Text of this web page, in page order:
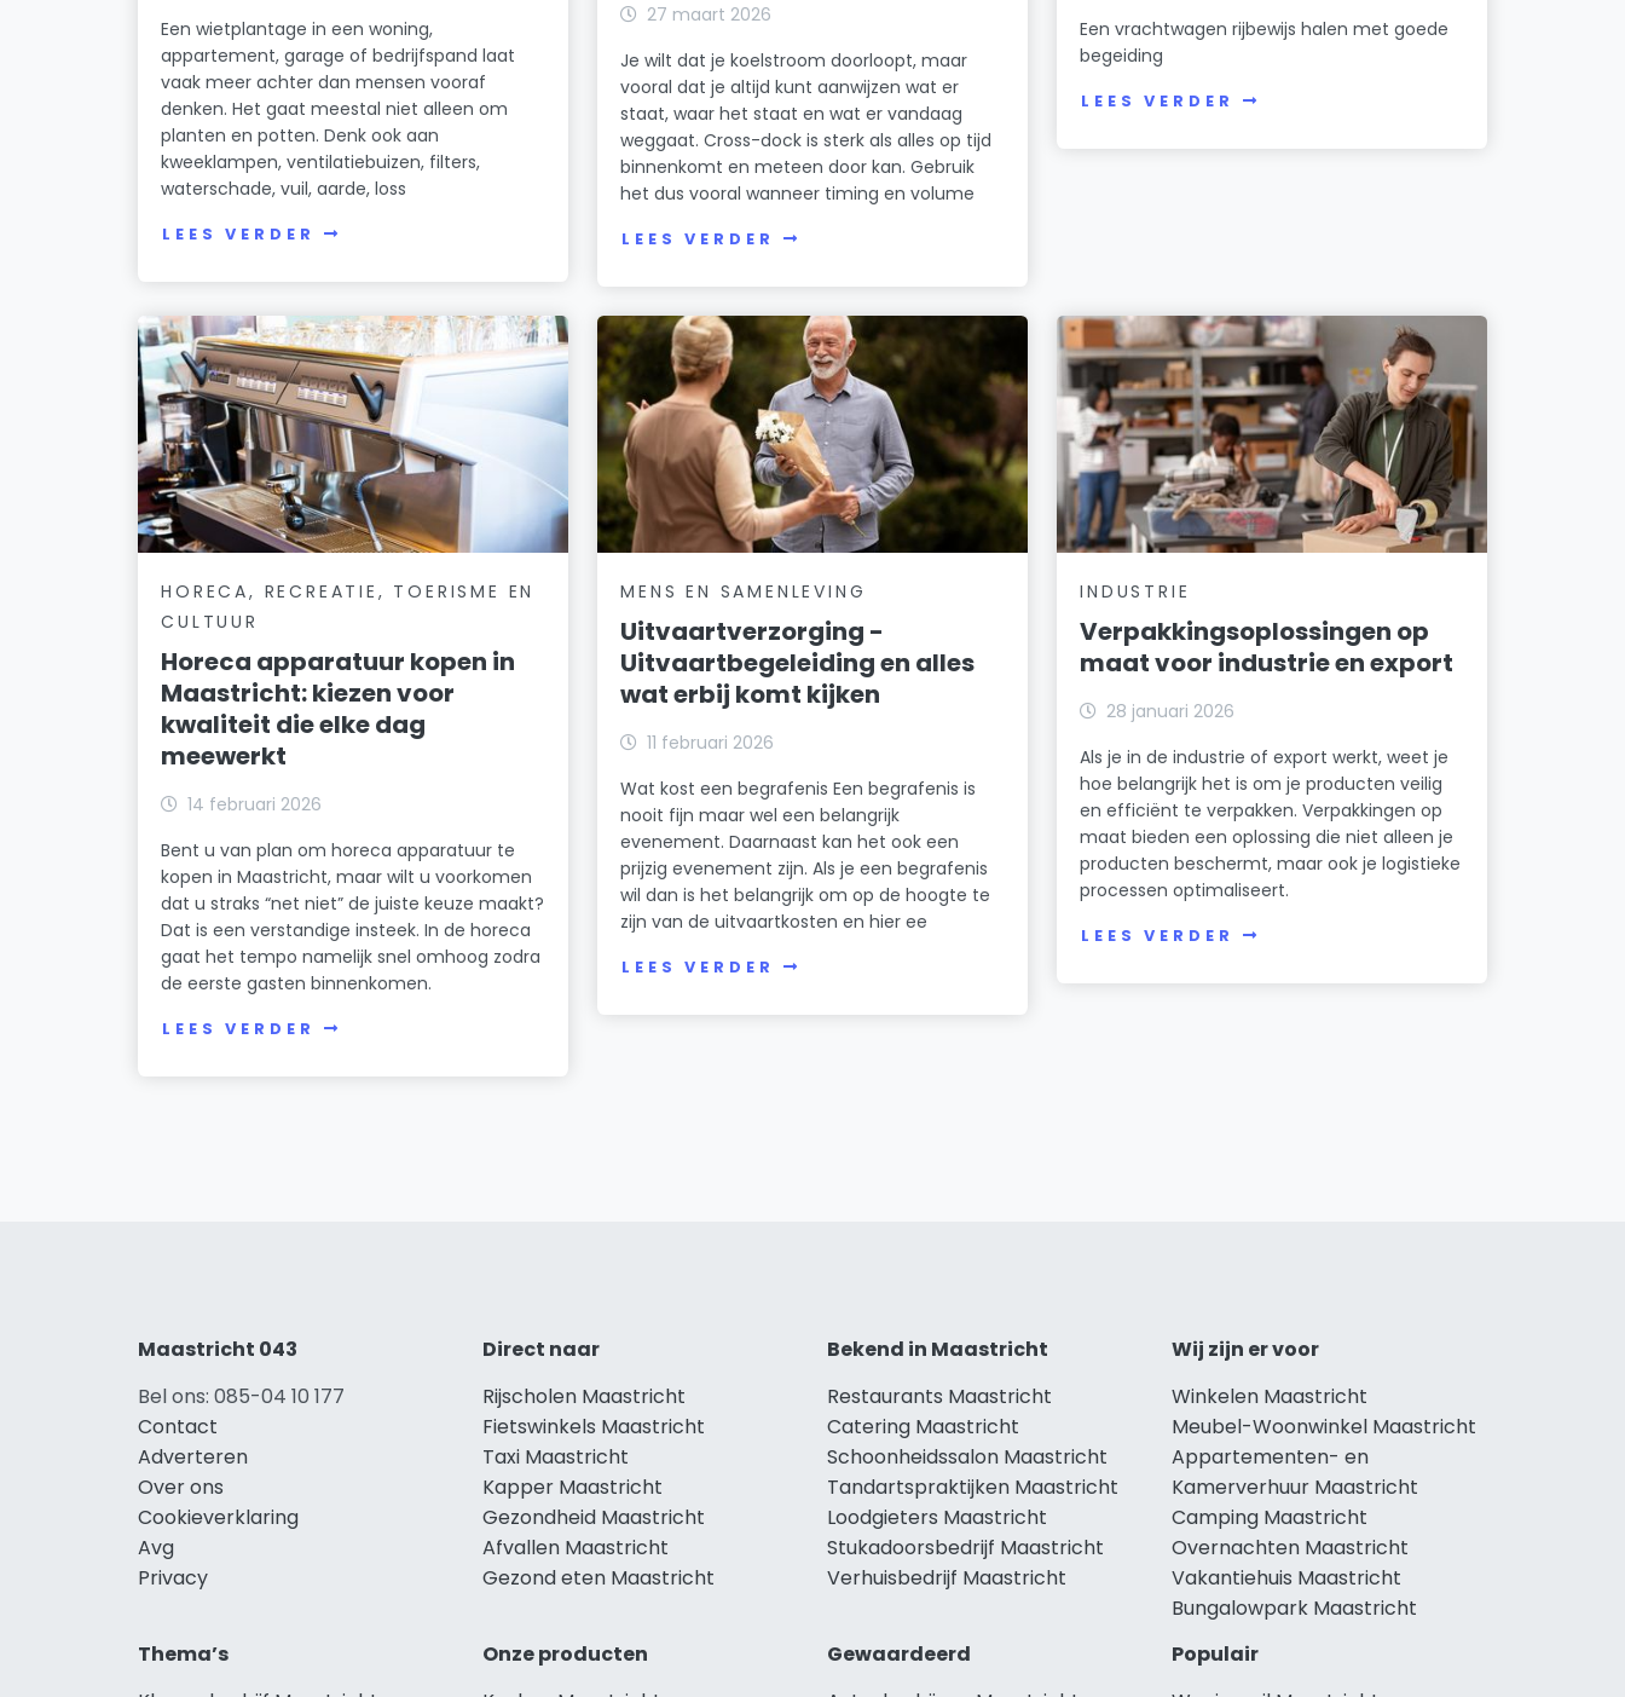
Een wietplantage in een woning,
appartement, garage of bedrijfspand laat
vaak meer achter dan mensen vooraf
denken. Het gaat meestal niet alleen om
planten en potten. Denk ook aan
kweeklampen, ventilatiebuizen, filters,
waterschade, vuil, aarde, loss
LEES VERDER
27 maart 2026
Je wilt dat je koelstroom doorloopt, maar
vooral dat je altijd kunt aanwijzen wat er
staat, waar het staat en wat er vandaag
weggaat. Cross-dock is sterk als alles op tijd
binnenkomt en meteen door kan. Gebruik
het dus vooral wanneer timing en volume
LEES VERDER
Een vrachtwagen rijbewijs halen met goede
begeiding
LEES VERDER
HORECA, RECREATIE, TOERISME EN
CULTUUR
Horeca apparatuur kopen in
Maastricht: kiezen voor
kwaliteit die elke dag
meewerkt
14 februari 2026
Bent u van plan om horeca apparatuur te
kopen in Maastricht, maar wilt u voorkomen
dat u straks “net niet” de juiste keuze maakt?
Dat is een verstandige insteek. In de horeca
gaat het tempo namelijk snel omhoog zodra
de eerste gasten binnenkomen.
LEES VERDER
MENS EN SAMENLEVING
Uitvaartverzorging -
Uitvaartbegeleiding en alles
wat erbij komt kijken
11 februari 2026
Wat kost een begrafenis Een begrafenis is
nooit fijn maar wel een belangrijk
evenement. Daarnaast kan het ook een
prijzig evenement zijn. Als je een begrafenis
wil dan is het belangrijk om op de hoogte te
zijn van de uitvaartkosten en hier ee
LEES VERDER
INDUSTRIE
Verpakkingsoplossingen op
maat voor industrie en export
28 januari 2026
Als je in de industrie of export werkt, weet je
hoe belangrijk het is om je producten veilig
en efficiënt te verpakken. Verpakkingen op
maat bieden een oplossing die niet alleen je
producten beschermt, maar ook je logistieke
processen optimaliseert.
LEES VERDER
Maastricht 043
Bel ons: 085-04 10 177
Contact
Adverteren
Over ons
Cookieverklaring
Avg
Privacy
Direct naar
Rijscholen Maastricht
Fietswinkels Maastricht
Taxi Maastricht
Kapper Maastricht
Gezondheid Maastricht
Afvallen Maastricht
Gezond eten Maastricht
Bekend in Maastricht
Restaurants Maastricht
Catering Maastricht
Schoonheidssalon Maastricht
Tandartspraktijken Maastricht
Loodgieters Maastricht
Stukadoorsbedrijf Maastricht
Verhuisbedrijf Maastricht
Wij zijn er voor
Winkelen Maastricht
Meubel-Woonwinkel Maastricht
Appartementen- en
Kamerverhuur Maastricht
Camping Maastricht
Overnachten Maastricht
Vakantiehuis Maastricht
Bungalowpark Maastricht
Thema’s
Onze producten
Gewaardeerd
Populair